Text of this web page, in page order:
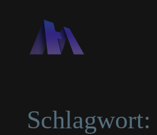
springen
Schlagwort: